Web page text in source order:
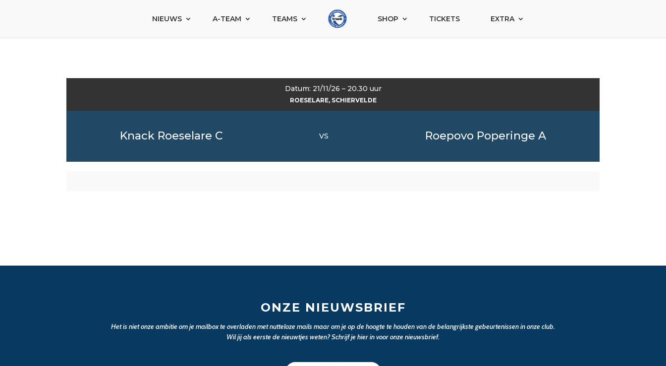
NIEUWS A-TEAM TEAMS SHOP TICKETS EXTRA
Datum: 21/11/26 – 20.30 uur
ROESELARE, SCHIERVELDE
Knack Roeselare C VS Roepovo Poperinge A
ONZE NIEUWSBRIEF
Het is niet onze ambitie om je mailbox te overladen met nutteloze mails maar om je op de hoogte te houden van de belangrijkste gebeurtenissen in onze club.
Wil jij als eerste de nieuwtjes weten? Schrijf je hier in voor onze nieuwsbrief.